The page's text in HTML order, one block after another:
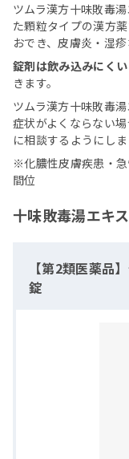
ツムラ漢方十味敗毒
た顆粒タイプの漢方
おでき、皮膚炎・湿
錠剤は飲み込みにく
きます。
ツムラ漢方十味敗毒
症状がよくならない
に相談するようにしま
※化膿性皮膚疾患・
間位
十味敗毒湯エキ
【第2類医薬品
錠